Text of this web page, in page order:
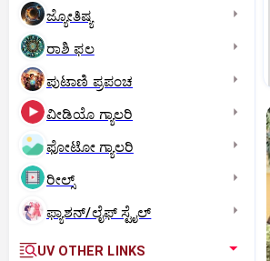
ಜ್ಯೋತಿಷ್ಯ
ರಾಶಿ ಫಲ
ಪುಟಾಣಿ ಪ್ರಪಂಚ
ವೀಡಿಯೊ ಗ್ಯಾಲರಿ
ಫೋಟೋ ಗ್ಯಾಲರಿ
ರೀಲ್ಸ್
ಫ್ಯಾಶನ್/ಲೈಫ್‌ ಸ್ಟೈಲ್
UV OTHER LINKS